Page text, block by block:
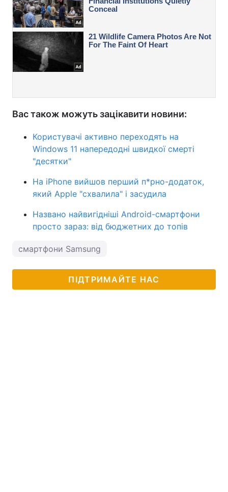
Вас також можуть зацікавити новини:
Користувачі активно переходять на
Windows 11 напередодні швидкої смерті
"десятки"
На iPhone вийшов перший п*рно-додаток,
який Apple "схвалила" і засудила
Названо найвигідніші Android-смартфони
просто зараз: від бюджетних до топів
смартфони Samsung
ПІДТРИМАЙТЕ НАС